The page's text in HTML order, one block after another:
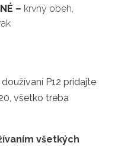
– krvný obeh,
P12 pridajte
všetko treba
všetkých